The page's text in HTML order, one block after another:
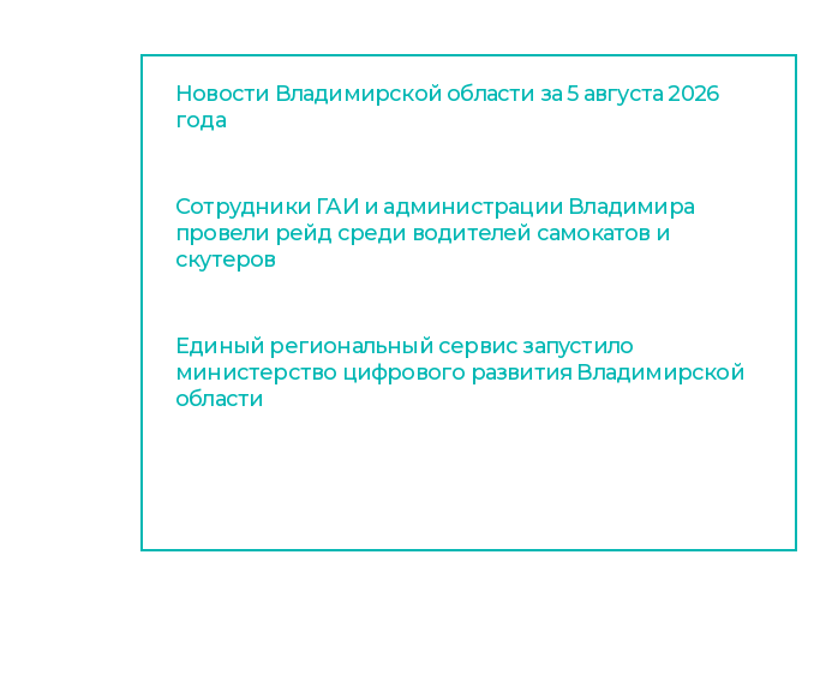
Новости Владимирской области за 5 августа 2026
года
Сотрудники ГАИ и администрации Владимира
провели рейд среди водителей самокатов и
скутеров
Единый региональный сервис запустило
министерство цифрового развития Владимирской
области